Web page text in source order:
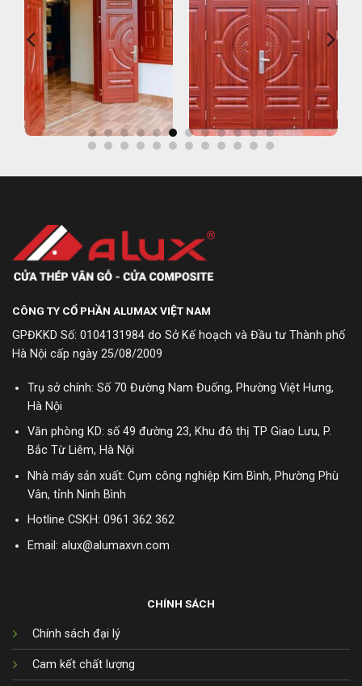
CÔNG TY CỔ PHẦN ALUMAX VIỆT NAM
GPĐKKD Số: 0104131984 do Sở Kế hoạch và Đầu tư Thành phố
Hà Nội cấp ngày 25/08/2009
Trụ sở chính: Số 70 Đường Nam Đuống, Phường Việt Hưng,
Hà Nội
Văn phòng KD: số 49 đường 23, Khu đô thị TP Giao Lưu, P.
Bắc Từ Liêm, Hà Nội
Nhà máy sản xuất: Cụm công nghiệp Kim Bình, Phường Phù
Vân, tỉnh Ninh Bình
Hotline CSKH: 0961 362 362
Email: alux@alumaxvn.com
CHÍNH SÁCH
Chính sách đại lý
Cam kết chất lượng